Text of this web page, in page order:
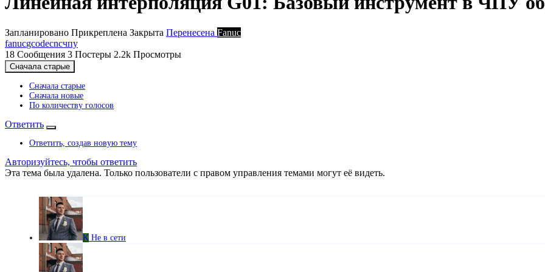
Запланировано Прикреплена Закрыта Перенесена Fanuc
fanucgcodecncчпу
18 Сообщения 3 Постеры 2.2k Просмотры
Сначала старые
Сначала старые
Сначала новые
По количеству голосов
Ответить
Ответить, создав новую тему
Авторизуйтесь, чтобы ответить
Эта тема была удалена. Только пользователи с правом управления темами могут её видеть.
K Не в сети